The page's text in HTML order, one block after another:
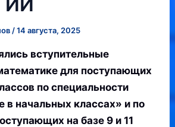
/14 августа, 2025
вступительные
для поступающих
по специальности
в начальных классах» и по
на базе 9 и 11